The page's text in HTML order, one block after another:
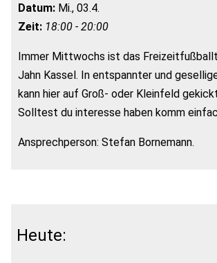
Datum: Mi., 03.4.
Zeit: 18:00 - 20:00
Immer Mittwochs ist das
Jahn Kassel. In entspannter und
kann hier auf Groß- oder Kleinfeld
Solltest du interesse haben komm
Ansprechperson: Stefan Bornemann.
Heute: